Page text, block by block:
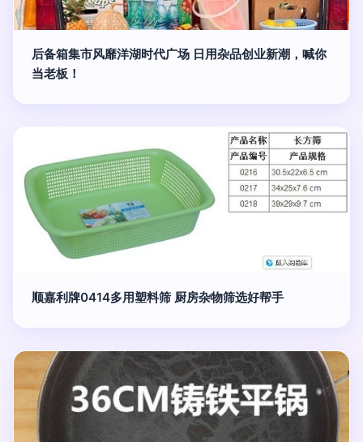
后备箱集市风靡洋湖时代广场 日用杂品创业新潮，喊你
当老板！
顺嘉利牌0414多用塑料筛 厨房杂物筛选好帮手